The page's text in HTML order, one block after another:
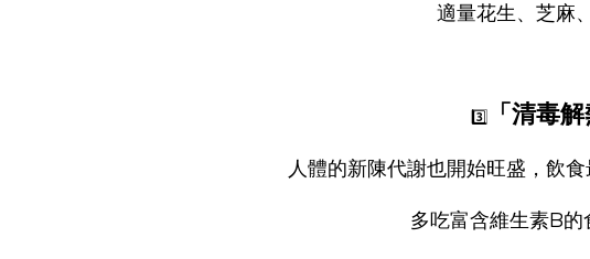
適量花生、芝麻
3️⃣「清毒
人體的新陳代謝也開始旺盛，飲
多吃富含維生素B的